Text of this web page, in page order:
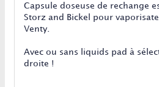
Capsule doseuse de rechange
Storz and Bickel pour
Venty.
Avec ou sans liquids pad à
droite !